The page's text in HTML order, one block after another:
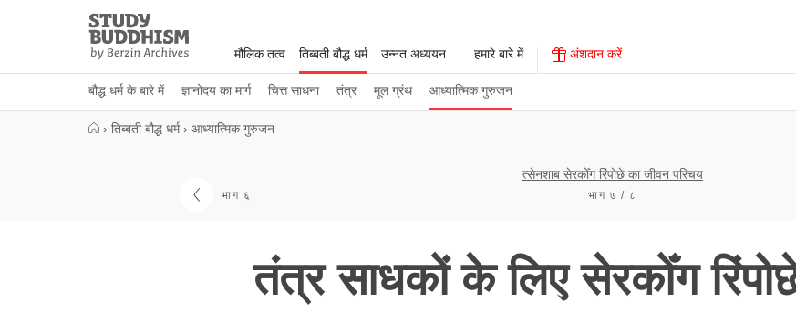
Study
Buddhism
Home
मौलिक तत्व तिब्बती बौद्ध धर्म
बौद्ध धर्म के बारे में ज्ञानोदय का मार्ग चित्त साधना तंत्र मूल ग्रंथ आध्यात्मिक गुरुजन
उन्नत अध्ययन हमारे बारे में अंशदान करें
› तिब्बती बौद्ध धर्म › आध्यात्मिक गुरुजन
भाग ६
त्सेनशाब सेरकोँग रिंपोछे का जीवन परिचय
भाग ७ / ८
तंत्र साधकों के लिए सेरकोँग